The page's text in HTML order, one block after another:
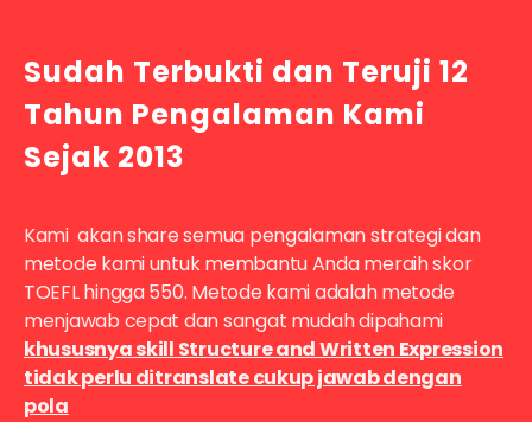
Sudah Terbukti dan Teruji 12
Tahun Pengalaman Kami
Sejak 2013
Kami akan share semua pengalaman strategi dan
metode kami untuk membantu Anda meraih skor
TOEFL hingga 550. Metode kami adalah metode
menjawab cepat dan sangat mudah dipahami
khususnya skill Structure and Written Expression
tidak perlu ditranslate cukup jawab dengan
pola